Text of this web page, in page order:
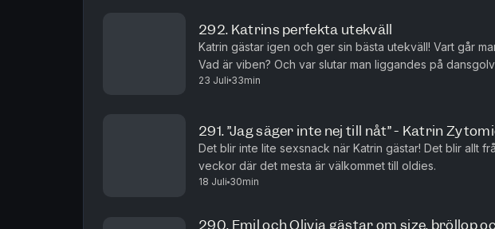
292. Katrins perfekta utekväll
Katrin gästar igen och ger sin bästa utekväll! Vart går
Vad är viben? Och var slutar man liggandes på
23 Juli 33min
291. ”Jag säger inte nej till nåt” - Katrin
Det blir inte lite sexsnack när Katrin gästar! Det blir allt
veckor där det mesta är välkommet till oldies.
18 Juli 30min
290. Emil och Olivia gästar om size, bröllop